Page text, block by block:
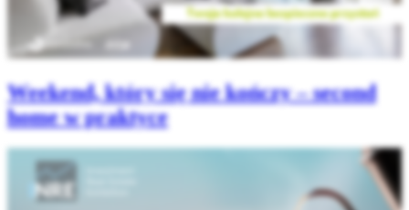
Weekend, który się nie kończy – second
home w praktyce